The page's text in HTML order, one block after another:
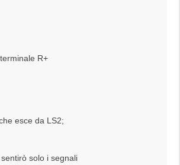
R+
esce da LS2;
solo i segnali